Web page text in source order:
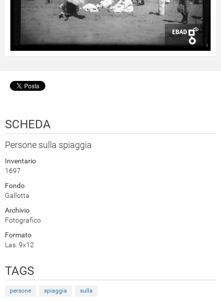
SCHEDA
Persone sulla spiaggia
Inventario
1697
Fondo
Gallotta
Archivio
Fotografico
Formato
Las. 9x12
TAGS
persone spiaggia sulla